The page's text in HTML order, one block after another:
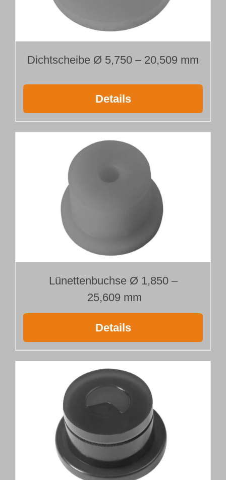
Dichtscheibe Ø 5,750 – 20,509 mm
Details
Lünettenbuchse Ø 1,850 –
25,609 mm
Details